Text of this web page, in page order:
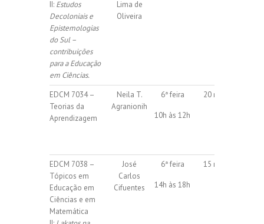
II: Estudos
Decoloniais e
Epistemologias
do Sul –
contribuições
para a Educação
em Ciências.
Lima de
Oliveira
EDCM 7034 –
Teorias da
Aprendizagem
Neila T.
Agranionih
6ª feira
10h às 12h
20 regulares
EDCM 7038 –
Tópicos em
Educação em
Ciências e em
Matemática
José
Carlos
Cifuentes
6ª feira
14h às 18h
15 regulares